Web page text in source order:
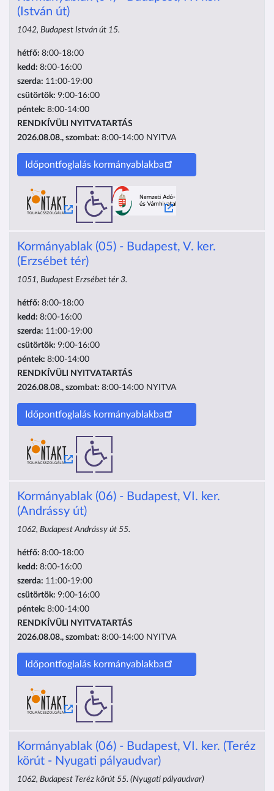
(István út)
1042, Budapest István út 15.
hétfő: 8:00-18:00
kedd: 8:00-16:00
szerda: 11:00-19:00
csütörtök: 9:00-16:00
péntek: 8:00-14:00
RENDKÍVÜLI NYITVATARTÁS
2026.08.08., szombat: 8:00-14:00 NYITVA
Időpontfoglalás kormányablakba
Kormányablak (05) - Budapest, V. ker.
(Erzsébet tér)
1051, Budapest Erzsébet tér 3.
hétfő: 8:00-18:00
kedd: 8:00-16:00
szerda: 11:00-19:00
csütörtök: 9:00-16:00
péntek: 8:00-14:00
RENDKÍVÜLI NYITVATARTÁS
2026.08.08., szombat: 8:00-14:00 NYITVA
Időpontfoglalás kormányablakba
Kormányablak (06) - Budapest, VI. ker.
(Andrássy út)
1062, Budapest Andrássy út 55.
hétfő: 8:00-18:00
kedd: 8:00-16:00
szerda: 11:00-19:00
csütörtök: 9:00-16:00
péntek: 8:00-14:00
RENDKÍVÜLI NYITVATARTÁS
2026.08.08., szombat: 8:00-14:00 NYITVA
Időpontfoglalás kormányablakba
Kormányablak (06) - Budapest, VI. ker. (Teréz
körút - Nyugati pályaudvar)
1062, Budapest Teréz körút 55. (Nyugati pályaudvar)